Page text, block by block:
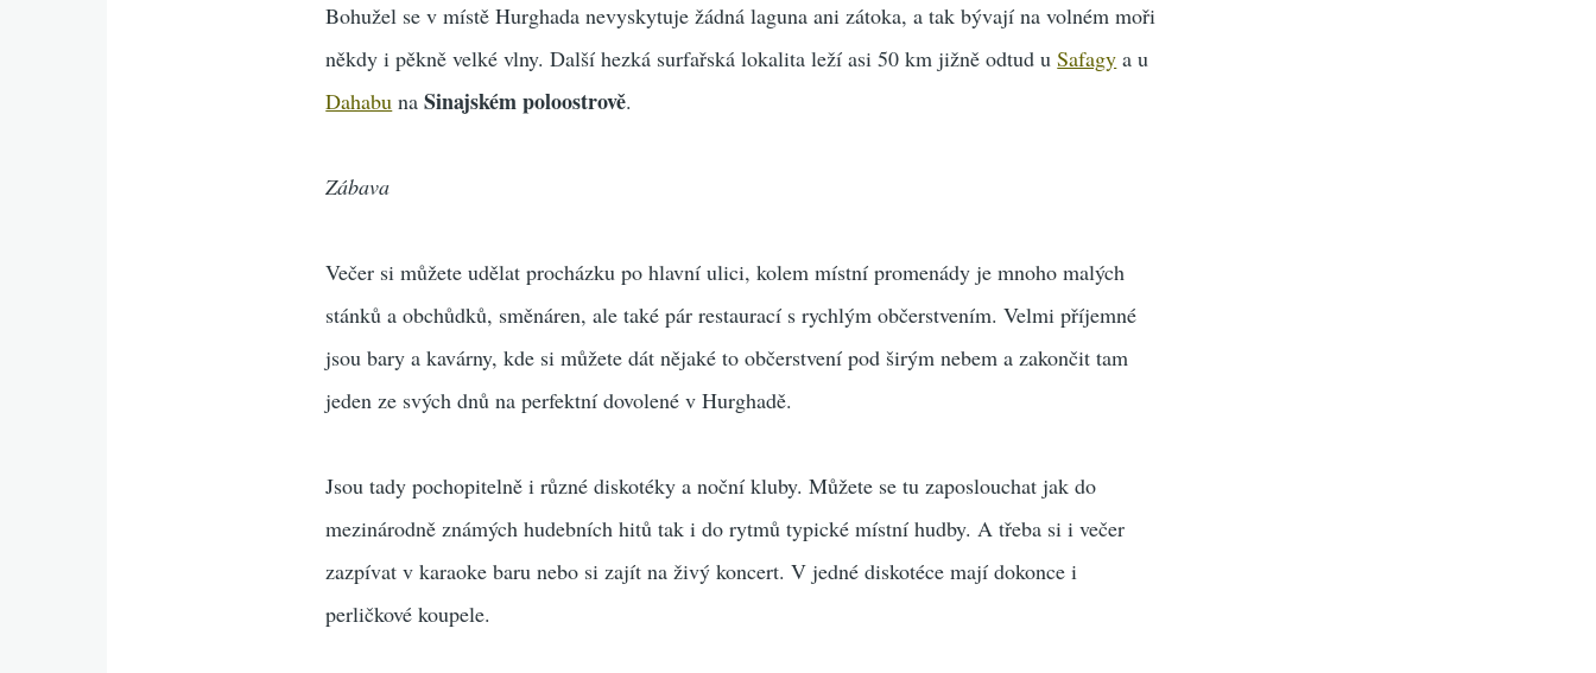
Bohužel se v místě Hurghada nevyskytuje žádná laguna ani zátoka, a tak bývají na volném moři
někdy i pěkně velké vlny. Další hezká surfařská lokalita leží asi 50 km jižně odtud uSafagy a u
Dahabu naSinajském poloostrově.
Zábava
Večer si můžete udělat procházku po hlavní ulici, kolem místní promenády je mnoho malých
stánků a obchůdků, směnáren, ale také pár restaurací s rychlým občerstvením. Velmi příjemné
jsou bary a kavárny, kde si můžete dát nějaké to občerstvení pod širým nebem a zakončit tam
jeden ze svých dnů na perfektní dovolené v Hurghadě.
Jsou tady pochopitelně i různé diskotéky a noční kluby. Můžete se tu zaposlouchat jak do
mezinárodně známých hudebních hitů tak i do rytmů typické místní hudby. A třeba si i večer
zazpívat v karaoke baru nebo si zajít na živý koncert. V jedné diskotéce mají dokonce i
perličkové koupele.